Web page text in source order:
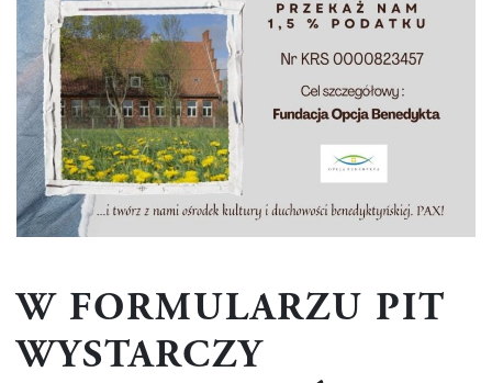
W FORMULARZU PIT
WYSTARCZY